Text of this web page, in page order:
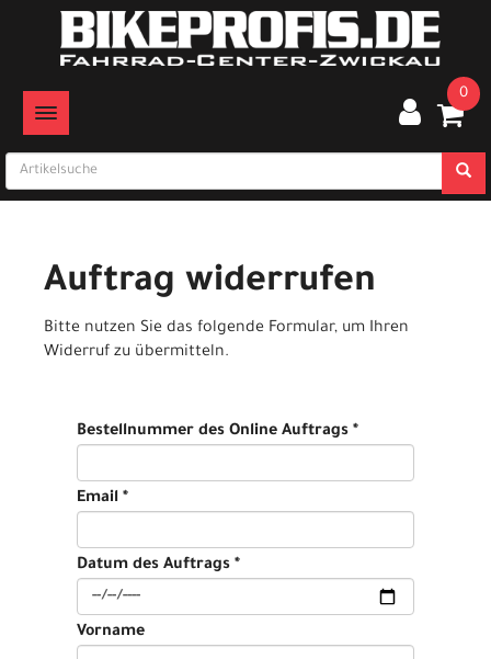
TOGGLE NAVIGATION
0
Auftrag widerrufen
Bitte nutzen Sie das folgende Formular, um Ihren
Widerruf zu übermitteln.
Bestellnummer des Online Auftrags *
Email *
Datum des Auftrags *
Vorname